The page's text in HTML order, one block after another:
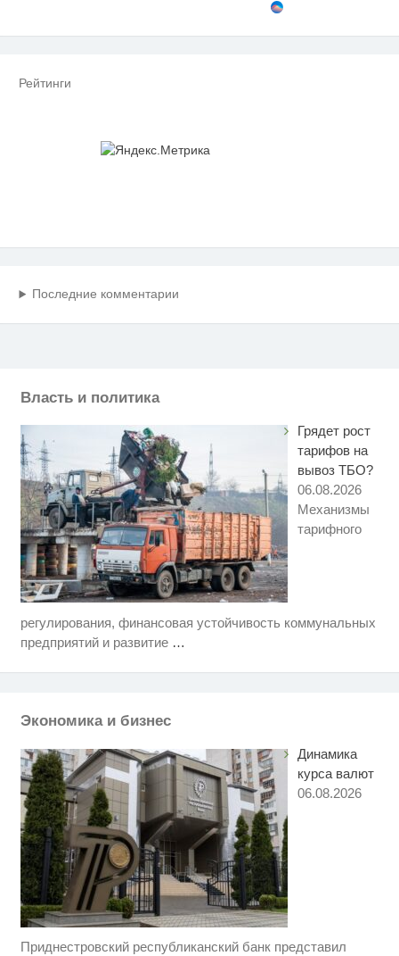
Рейтинги
Последние комментарии
Власть и политика
Грядет рост
тарифов на
вывоз ТБО?
06.08.2026
Механизмы
тарифного
регулирования, финансовая устойчивость коммунальных
предприятий и развитие …
Экономика и бизнес
Динамика
курса валют
06.08.2026
Приднестровский республиканский банк представил
i
Этот танец невесты оставит вас
без слов! Пересмотрела 10 раз
Ржу не переставая, это видео
Королева вагона отожгла! Видео
i
Скрытая камера на пляже